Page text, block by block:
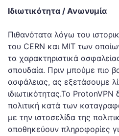
Ιδιωτικότητα / Ανωνυμία
Πιθανότατα λόγω του
του CERN και MIT των
τα χαρακτηριστικά
σπουδαία. Πριν μπούμε πιο
ασφάλειας, ας εξετάσουμε
ιδιωτικότητας.Το ProtonVPN
πολιτική κατά των
με την ιστοσελίδα της
αποθηκεύουν πληροφορίες